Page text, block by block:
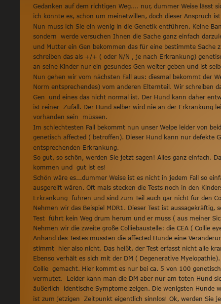
Gedanken auf dem richtigen Weg.... nur, dummer Weise lässt
ich könnte es, schon um meinetwillen, doch dieser Anspruch
Nun muss ich Sie ein wenig in die Genetik entführen. Keine
sondern  werde versuchen Ihnen die Sache ganz einfach
und Mutter ein Gen bekommen das für eine bestimmte
schreiben das als +/+ ( oder N/N , je nach Erkrankung)
an seine Kinder nur ein gesundes Gen weiter geben und ist
Nun gehen wir vom nächsten Fall aus: diesmal bekommt der
Norm entsprechendes) vom anderen Elternteil. Wir schreiben
Gen  und eines das nicht normal ist. Der Hund kann daher
ist reiner  Zufall. Der Hund selber wird nie an der Erkrankung
vorhanden sein  müssen.
Im schlechtesten Fall bekommt nun unser Welpe leider von
genetisch affected ( betroffen). Dieser Hund kann nur defekte
entsprechenden Erkrankung.
So gut, so schön, werden Sie jetzt sagen! Alles ganz einfach.
kommen und  gut ist es!
Schön wäre es...dummer Weise ist es nicht in jedem Fall so
ausgereift wären. Oft mals stecken die Tests noch in den
Erkrankung  führen und sind zum Teil auch gar nicht für den
Nehmen wir das Beispiel MDR1. Dieser Test ist
Test  führt kein Weg drum herum und er muss ( aus meiner
Nehmen wir die zweite große Colliebaustelle: die CEA ( Collie
Anhand des Testes müssten die affected Hunde eine
stimmt  hier also nicht. Das heißt, der Test erfasst nicht alle
Ebenso verhält es sich mit der DM ( Degenerative
Collie  gemacht. Hier kommt es nur bei ca. 5 von 100
vermutet.  Leider kann man die DM aber nur am toten Hund
äußerlich  identische Symptome zeigen. Die wenigsten
ist zum jetzigen  Zeitpunkt eigentlich sinnlos! Ok, werden Sie